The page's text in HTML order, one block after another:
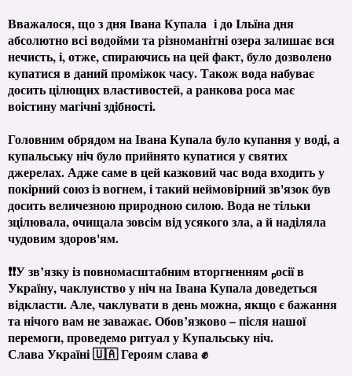
Вважалося, що з дня Івана Купала і до Ільїна дня
абсолютно всі водойми та різноманітні озера залишає вся
нечисть, і, отже, спираючись на цей факт, було дозволено
купатися в даний проміжок часу. Також вода набуває
досить цілющих властивостей, а ранкова роса має
воістину магічні здібності.
Головним обрядом на Івана Купала було купання у воді, а
купальську ніч було прийнято купатися у святих
джерелах. Адже саме в цей казковий час вода входить у
покірний союз із вогнем, і такий неймовірний зв'язок був
досить величезною природною силою. Вода не тільки
зцілювала, очищала зовсім від усякого зла, а й наділяла
чудовим здоров'ям.
❗❗У зв’язку із повномасштабним вторгненням ₚосії в
Україну, чаклунство у ніч на Івана Купала доведеться
відкласти. Але, чаклувати в день можна, якщо є бажання
та нічого вам не заважає. Обов’язково – після нашої
перемоги, проведемо ритуал у Купальську ніч.
Слава Україні 🇺🇦 Героям слава ✊